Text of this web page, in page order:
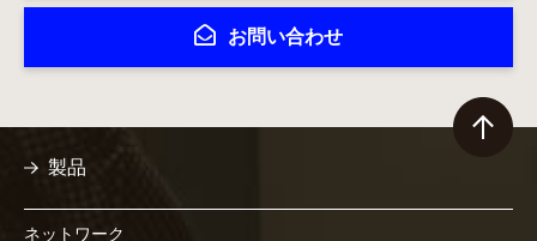
お問い合わせ
製品
ネットワーク